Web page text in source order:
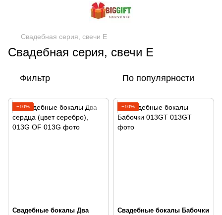
Свадебная серия, свечи Е
Свадебная серия, свечи Е
Фильтр По популярности
−10%
Свадебные бокалы Два
−10%
Свадебные бокалы Бабочки